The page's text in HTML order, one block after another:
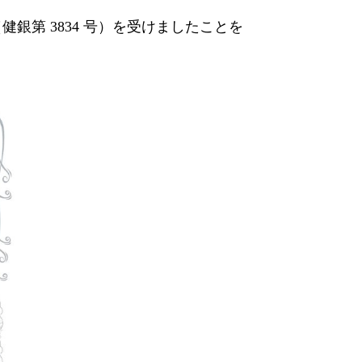
銀第 3834 号）を受けましたことを